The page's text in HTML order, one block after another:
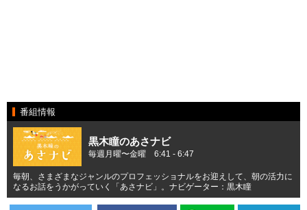
番組情報
黒木瞳のあさナビ
毎週月曜〜金曜 6:41 - 6:47
毎朝、さまざまなジャンルのプロフェッショナルをお迎えして、朝の活力に
なるお話をうかがっていく「あさナビ」。ナビゲーター：黒木瞳